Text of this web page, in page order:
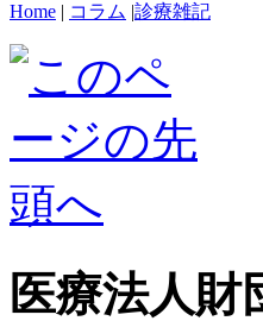
Home | コラム |診療雑記
医療法人財